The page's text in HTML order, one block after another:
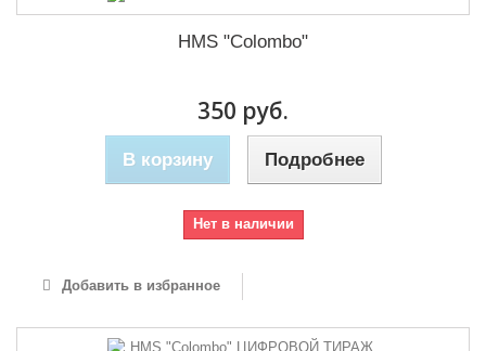
HMS "Colombo"
350 руб.
В корзину Подробнее
Нет в наличии
Добавить в избранное